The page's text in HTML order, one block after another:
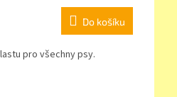
Do košíku
pro všechny psy.